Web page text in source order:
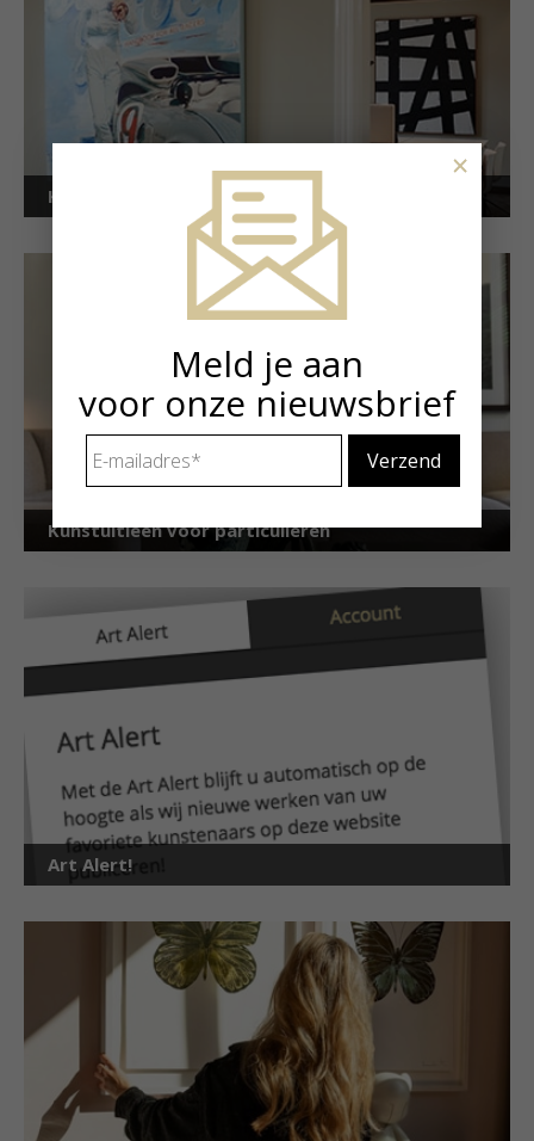
Kunstuitleen voor bedrijven
Kunstuitleen voor particulieren
Art Alert!
Meld je aan
voor onze nieuwsbrief
mailadres *
×